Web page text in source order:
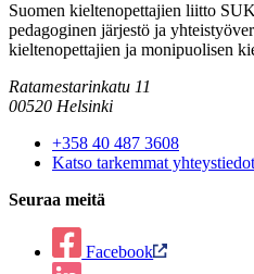
Suomen kieltenopettajien liitto
pedagoginen järjestö ja
kieltenopettajien ja monipuolisen
Ratamestarinkatu 11
00520 Helsinki
+358 40 487 3608
Katso tarkemmat yhteystiedot
Seuraa meitä
Facebook